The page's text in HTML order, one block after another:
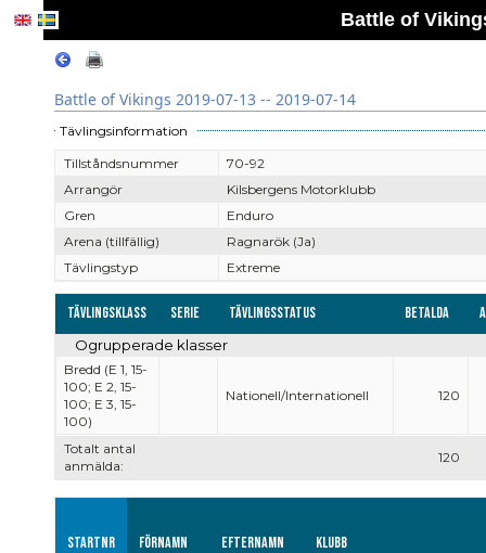
Battle of
Battle of Vikings 2019-07-13 -- 2019-07-14
Tävlingsinformation
Tillståndsnummer
70-92
Arrangör
Kilsbergens Motorklubb
Gren
Enduro
Arena (tillfällig)
Ragnarök (Ja)
Tävlingstyp
Extreme
Tävlingsklass Serie Tävlingsstatus Betalda
Totalt antal
anmälda:
120
Ogrupperade klasser
Bredd (E 1, 15-
100; E 2, 15-
100; E 3, 15-
100)
Nationell/Internationell 120
Startnr Förnamn Efternamn Klubb